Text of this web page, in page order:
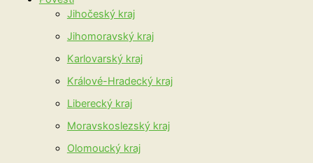
Jihočeský kraj
Jihomoravský kraj
Karlovarský kraj
Králové-Hradecký kraj
Liberecký kraj
Moravskoslezský kraj
Olomoucký kraj